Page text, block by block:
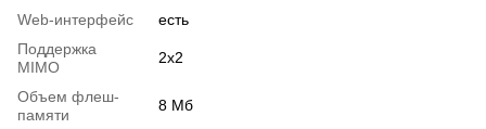
Web-интерфейс
есть
Поддержка
MIMO
2x2
Объем флеш-
памяти
8 Мб